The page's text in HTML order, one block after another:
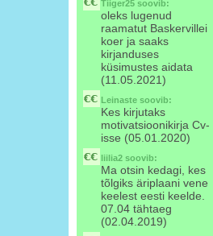
Tiiger25 soovib:
oleks lugenud
raamatut Baskervillei
koer ja saaks
kirjanduses
küsimustes aidata
(11.05.2021)
Leinaste soovib:
Kes kirjutaks
motivatsioonikirja Cv-
isse (05.01.2020)
liilia2 soovib:
Ma otsin kedagi, kes
tõlgiks äriplaani vene
keelest eesti keelde.
07.04 tähtaeg
(02.04.2019)